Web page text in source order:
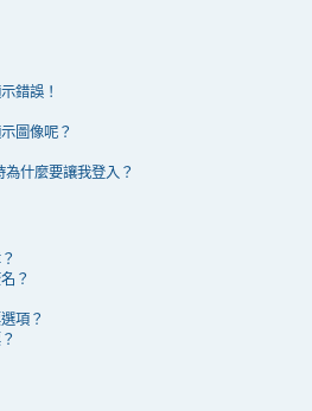
錯誤！
圖像呢？
什麼要讓我登入？
？
項？